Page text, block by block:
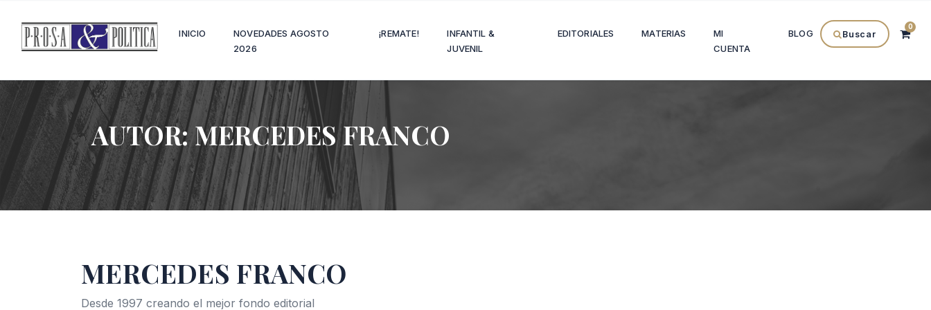
INICIO
NOVEDADES AGOSTO
2026
¡REMATE!
INFANTIL &
JUVENIL
EDITORIALES MATERIAS
MI
CUENTA
BLOG Buscar
0
AUTOR:MERCEDES FRANCO
MERCEDES FRANCO
Desde 1997 creando el mejor fondo editorial